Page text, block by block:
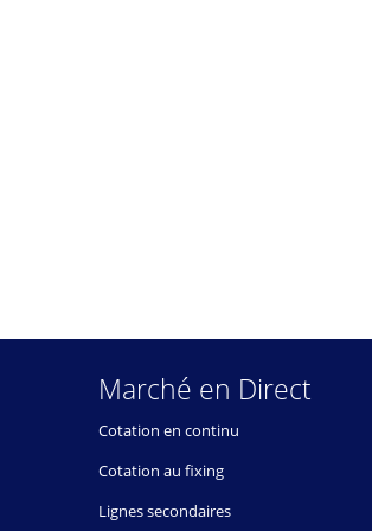
Marché en Direct
Cotation en continu
Cotation au fixing
Lignes secondaires